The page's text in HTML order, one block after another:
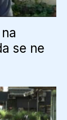
se ne